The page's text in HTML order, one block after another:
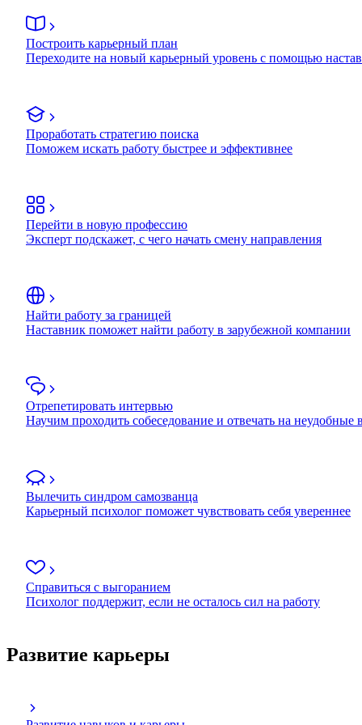
Построить карьерный план
Переходите на новый карьерный уровень с помощью
Проработать стратегию поиска
Поможем искать работу быстрее и эффективнее
Перейти в новую профессию
Эксперт подскажет, с чего начать смену направления
Найти работу за границей
Наставник поможет найти работу в зарубежной компании
Отрепетировать интервью
Научим проходить собеседование и отвечать на неудобные
Вылечить синдром самозванца
Карьерный психолог поможет чувствовать себя увереннее
Справиться с выгоранием
Психолог поддержит, если не осталось сил на работу
Развитие карьеры